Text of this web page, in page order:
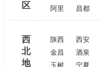
区
阿里
昌都
西
北
地
陕西 西安
金昌
酒泉
玉树
宁夏